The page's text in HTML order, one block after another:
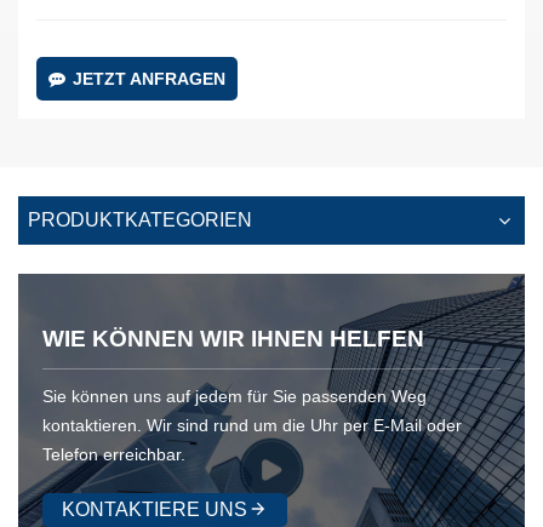
JETZT ANFRAGEN
PRODUKTKATEGORIEN
WIE KÖNNEN WIR IHNEN HELFEN
Sie können uns auf jedem für Sie passenden Weg
kontaktieren. Wir sind rund um die Uhr per E-Mail oder
Telefon erreichbar.
KONTAKTIERE UNS